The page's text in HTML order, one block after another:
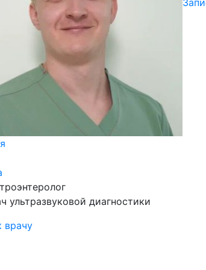
ультразвуковой диагностики
врачу